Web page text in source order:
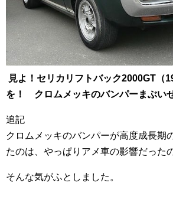
見よ！セリカリフトバック2000GT（
を！ クロムメッキのバンパーまぶい
追記
クロムメッキのバンパーが高度成長期
たのは、やっぱりアメ車の影響だった
そんな気がふとしました。